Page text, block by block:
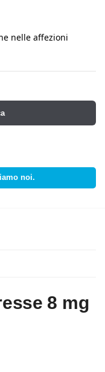
nelle affezioni
noi.
8 mg